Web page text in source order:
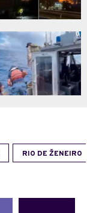
0
RIO DE ŽENEIRO